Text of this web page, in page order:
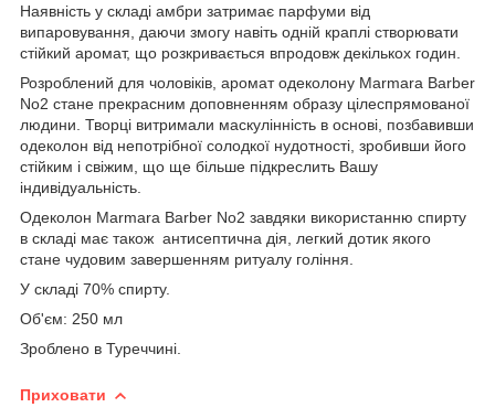
Наявність у складі амбри затримає парфуми від
випаровування, даючи змогу навіть одній краплі створювати
стійкий аромат, що розкривається впродовж декількох годин.
Розроблений для чоловіків, аромат одеколону Marmara Barber
No2 стане прекрасним доповненням образу цілеспрямованої
людини. Творці витримали маскулінність в основі, позбавивши
одеколон від непотрібної солодкої нудотності, зробивши його
стійким і свіжим, що ще більше підкреслить Вашу
індивідуальність.
Одеколон Marmara Barber No2 завдяки використанню спирту
в складі має також антисептична дія, легкий дотик якого
стане чудовим завершенням ритуалу гоління.
У складі 70% спирту.
Об'єм: 250 мл
Зроблено в Туреччині.
Приховати